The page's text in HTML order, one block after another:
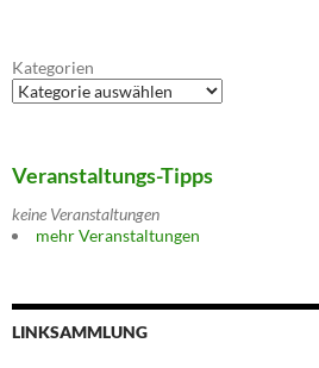
Kategorien
Veranstaltungs-Tipps
keine Veranstaltungen
mehr Veranstaltungen
LINKSAMMLUNG